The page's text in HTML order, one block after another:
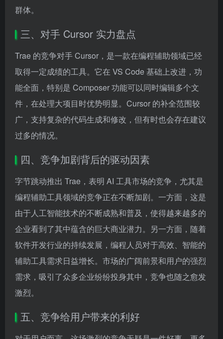
群体。
三、对手 Cursor 实力盘点
Trae 的竞争对手 Cursor，是一款在编程辅助领域已经
取得一定成绩的工具。它在 VS Code 基础上改进，功
能全面，特别是 Composer 功能可以同时编辑多个文
件，在处理大项目时优势明显。Cursor 的补全范围较
广，支持复杂的代码生成和修改，但有时也会存在建议
过多的情况。
四、竞争加剧背后的驱动因素
字节跳动推出 Trae，表明 AI 工具市场的竞争，尤其是
编程辅助工具领域的竞争正在不断加剧。一方面，这是
由于人工智能技术的不断成熟和普及，使得越来越多的
企业看到了其中蕴含的巨大商业潜力。另一方面，随着
软件开发行业的持续发展，编程人员对于高效、智能的
辅助工具需求日益增长。市场的广阔前景和用户的强烈
需求，吸引了众多企业纷纷投身其中，竞争也随之愈发
激烈。
五、竞争给用户带来的利好